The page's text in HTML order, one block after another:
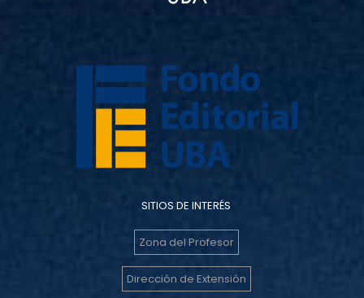
SITIOS DE INTERÉS
Zona del Profesor
Dirección de Extensión